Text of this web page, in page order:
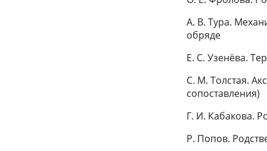
А. В. Тура.
обряде
Е. С. Узенёва.
С. М. Толстая.
сопоставления)
Г. И. Кабакова.
Р. Попов.